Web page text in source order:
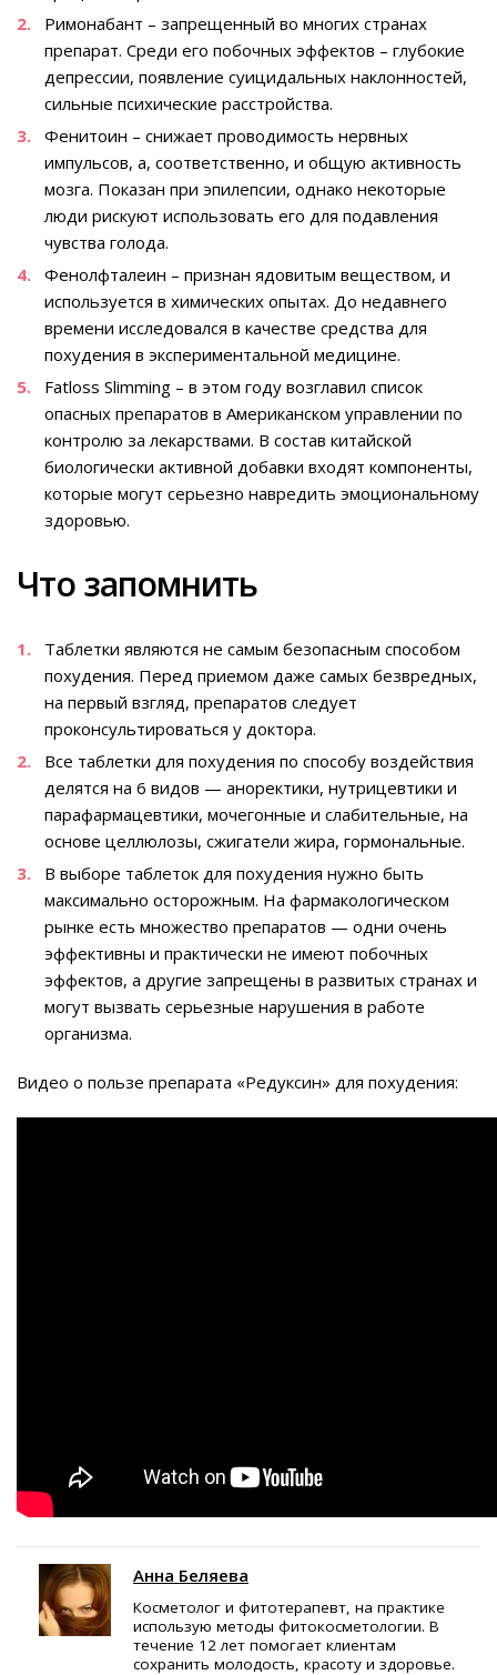
Римонабант – запрещенный во многих странах
препарат. Среди его побочных эффектов – глубокие
депрессии, появление суицидальных наклонностей,
сильные психические расстройства.
Фенитоин – снижает проводимость нервных
импульсов, а, соответственно, и общую активность
мозга. Показан при эпилепсии, однако некоторые
люди рискуют использовать его для подавления
чувства голода.
Фенолфталеин – признан ядовитым веществом, и
используется в химических опытах. До недавнего
времени исследовался в качестве средства для
похудения в экспериментальной медицине.
Fatloss Slimming – в этом году возглавил список
опасных препаратов в Американском управлении по
контролю за лекарствами. В состав китайской
биологически активной добавки входят компоненты,
которые могут серьезно навредить эмоциональному
здоровью.
Что запомнить
Таблетки являются не самым безопасным способом
похудения. Перед приемом даже самых безвредных,
на первый взгляд, препаратов следует
проконсультироваться у доктора.
Все таблетки для похудения по способу воздействия
делятся на 6 видов — аноректики, нутрицевтики и
парафармацевтики, мочегонные и слабительные, на
основе целлюлозы, сжигатели жира, гормональные.
В выборе таблеток для похудения нужно быть
максимально осторожным. На фармакологическом
рынке есть множество препаратов — одни очень
эффективны и практически не имеют побочных
эффектов, а другие запрещены в развитых странах и
могут вызвать серьезные нарушения в работе
организма.
Видео о пользе препарата «Редуксин» для похудения:
Анна Беляева
Косметолог и фитотерапевт, на практике
использую методы фитокосметологии. В
течение 12 лет помогает клиентам
сохранить молодость, красоту и здоровье.